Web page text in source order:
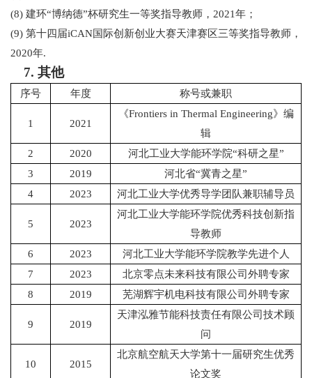
(8) 建环“博纳德”杯研究生一等奖指导教师， 2021年；
(9) 第十四届iCAN国际创新创业大赛天津赛区三等奖指导教师，
2020年.
7. 其他
序号 年度 称号或兼职
1 2021
《Frontiers in Thermal Engineering》编
辑
2
2020 河北工业大学能环学院“科研之星”
3
2019 河北省“冀青之星”
4
2023 河北工业大学优秀导学团队兼职辅导员
5 2023
河北工业大学能环学院优秀科技创新指
导教师
6
2023
河北工业大学能环学院教学先进个人
7
2023
北京零点未来科技有限公司外聘专家
8
2019 芜湖辉宇机电科技有限公司外聘专家
9 2019
天津泓雅节能科技责任有限公司技术顾
问
10 2015
北京航空航天大学第十一届研究生优秀
论文奖